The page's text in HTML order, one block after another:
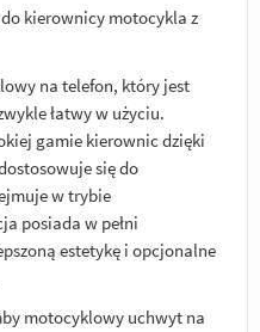
kierownicy motocykla z
na telefon, który jest
łatwy w użyciu.
gamie kierownic dzięki
się do
w trybie
posiada w pełni
estetykę i opcjonalne
motocyklowy uchwyt na